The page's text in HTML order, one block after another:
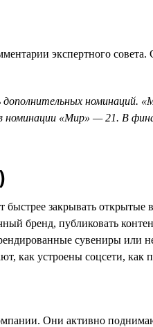
экспертного совета.
номинаций.
номинации «Мир» — 21. В
закрывать
бренд, публиковать
сувениры
как устроены соцсети, как
Они активно